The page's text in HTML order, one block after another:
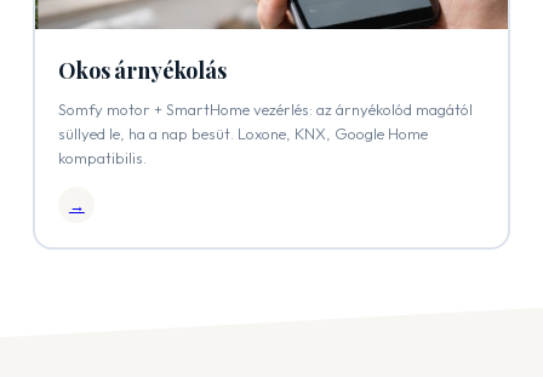
Okos árnyékolás
Somfy motor + SmartHome vezérlés: az árnyékolód magától
süllyed le, ha a nap besüt. Loxone, KNX, Google Home
kompatibilis.
→